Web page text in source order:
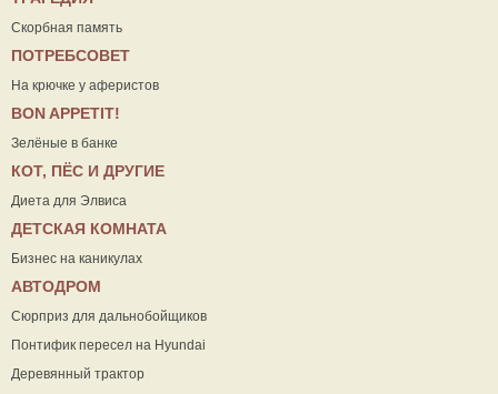
Скорбная память
ПОТРЕБСОВЕТ
На крючке у аферистов
ВON APPETIT!
Зелёные в банке
КОТ, ПЁС И ДРУГИЕ
Диета для Элвиса
ДЕТСКАЯ КОМНАТА
Бизнес на каникулах
АВТОДРОМ
Сюрприз для дальнобойщиков
Понтифик пересел на Hyundai
Деревянный трактор